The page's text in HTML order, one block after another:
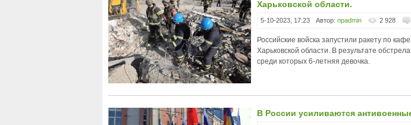
Харьковской области.
5-10-2023, 17:23 Автор: npadmin 2 928
Российские войска запустили ракету по
Харьковской области. В результате
среди которых 6-летняя девочка.
В России усиливаются